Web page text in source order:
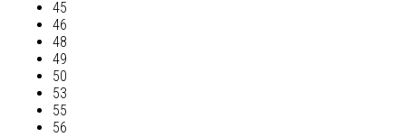
45
46
48
49
50
53
55
56